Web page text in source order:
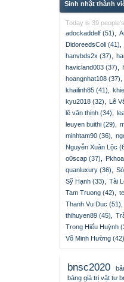
Sinh nhật thành
Today is 39
adockaddelf (51)
DidoreedsColi (41)
hanvbds2x (37)
havicland003 (37)
hoangnhat108 (37)
khailinh85 (41)
kyu2018 (32)
Lê
lê văn thịnh (34)
leuyen buithi (29)
minhtam90 (36)
Nguyễn Xuân Lộc
o0scap (37)
quanluxury (36)
Sỹ Hạnh (33)
Tài
Tam Truong (42)
Thanh Vu Duc (51)
thihuyen89 (45)
Trọng Hiếu Huỳnh
Võ Minh Hường (42)
bnsc2020
bảng giá trị vật tư